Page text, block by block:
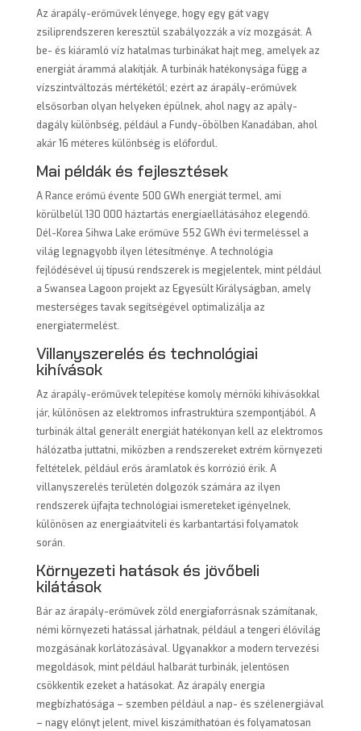
Az árapály-erőművek lényege, hogy egy gát vagy
zsiliprendszeren keresztül szabályozzák a víz mozgását. A
be- és kiáramló víz hatalmas turbinákat hajt meg, amelyek az
energiát árammá alakítják. A turbinák hatékonysága függ a
vízszintváltozás mértékétől; ezért az árapály-erőművek
elsősorban olyan helyeken épülnek, ahol nagy az apály-
dagály különbség, például a Fundy-öbölben Kanadában, ahol
akár 16 méteres különbség is előfordul.
Mai példák és fejlesztések
A Rance erőmű évente 500 GWh energiát termel, ami
körülbelül 130 000 háztartás energiaellátásához elegendő.
Dél-Korea Sihwa Lake erőműve 552 GWh évi termeléssel a
világ legnagyobb ilyen létesítménye. A technológia
fejlődésével új típusú rendszerek is megjelentek, mint például
a Swansea Lagoon projekt az Egyesült Királyságban, amely
mesterséges tavak segítségével optimalizálja az
energiatermelést.
Villanyszerelés és technológiai
kihívások
Az árapály-erőművek telepítése komoly mérnöki kihívásokkal
jár, különösen az elektromos infrastruktúra szempontjából. A
turbinák által generált energiát hatékonyan kell az elektromos
hálózatba juttatni, miközben a rendszereket extrém környezeti
feltételek, például erős áramlatok és korrózió érik. A
villanyszerelés területén dolgozók számára az ilyen
rendszerek újfajta technológiai ismereteket igényelnek,
különösen az energiaátviteli és karbantartási folyamatok
során.
Környezeti hatások és jövőbeli
kilátások
Bár az árapály-erőművek zöld energiaforrásnak számítanak,
némi környezeti hatással járhatnak, például a tengeri élővilág
mozgásának korlátozásával. Ugyanakkor a modern tervezési
megoldások, mint például halbarát turbinák, jelentősen
csökkentik ezeket a hatásokat. Az árapály energia
megbízhatósága – szemben például a nap- és szélenergiával
– nagy előnyt jelent, mivel kiszámíthatóan és folyamatosan